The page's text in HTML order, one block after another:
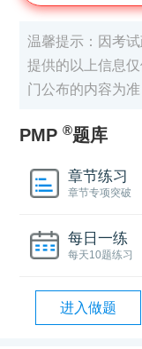
温馨提示：因考
提供的以上信息
门公布的内容为准
PMP®题库
章节练习
章节专项突破
每日一练
每天10题练习
进入做题